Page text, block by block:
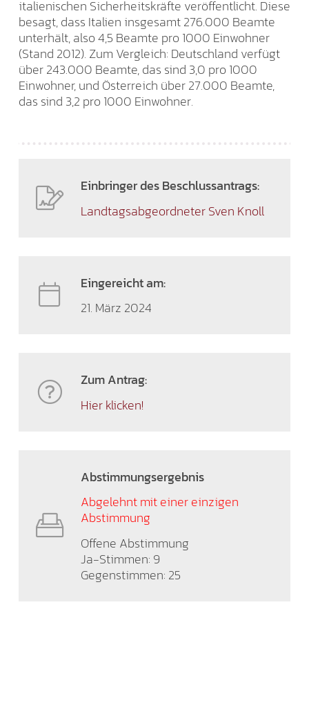
italienischen Sicherheitskräfte veröffentlicht. Diese
besagt, dass Italien insgesamt 276.000 Beamte
unterhält, also 4,5 Beamte pro 1000 Einwohner
(Stand 2012). Zum Vergleich: Deutschland verfügt
über 243.000 Beamte, das sind 3,0 pro 1000
Einwohner, und Österreich über 27.000 Beamte,
das sind 3,2 pro 1000 Einwohner.
Einbringer des Beschlussantrags:
Landtagsabgeordneter Sven Knoll
Eingereicht am:
21. März 2024
Zum Antrag:
Hier klicken!
Abstimmungsergebnis
Abgelehnt mit einer einzigen
Abstimmung
Offene Abstimmung
Ja-Stimmen: 9
Gegenstimmen: 25